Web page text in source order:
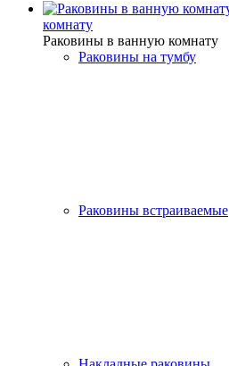
комнату
Раковины в ванную комнату
Раковины на тумбу
Раковины встраиваемые